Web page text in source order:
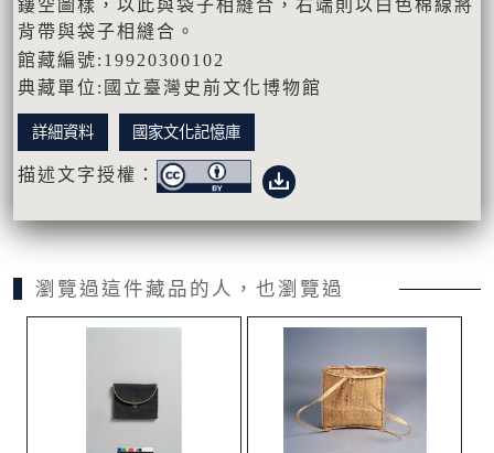
鏤空圖樣，以此與袋子相縫合，右端則以白色棉線將
背帶與袋子相縫合。
館藏編號:19920300102
典藏單位:國立臺灣史前文化博物館
詳細資料 國家文化記憶庫
描述文字授權：
瀏覽過這件藏品的人，也瀏覽過